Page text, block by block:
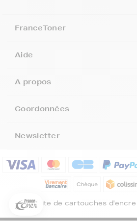
FranceToner
Aide
A propos
Coordonnées
Newsletter
Site de cartouches
Inscrivez-vous à notre newsletter,
commande * !